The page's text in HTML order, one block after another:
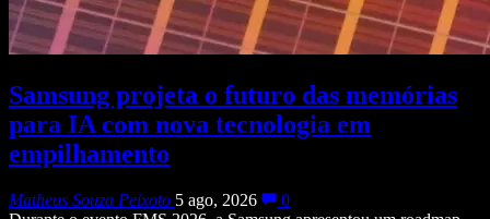
Samsung projeta o futuro das memórias
para IA com nova tecnologia em
empilhamento
Matheus Souza Peixoto 5 ago, 2026
0